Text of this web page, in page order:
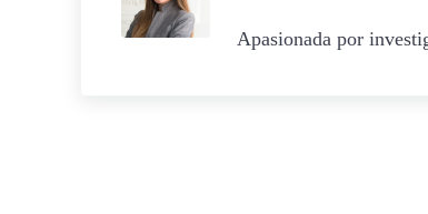
Apasionada por